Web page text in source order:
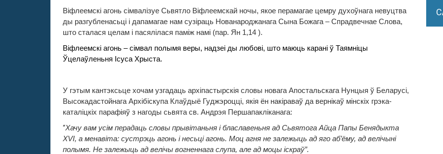
Віфлеемскі агонь сімвалізуе Сьвятло Віфлеемскай ночы, якое перамагае цемру духоўнага невуцтва
ды разгубленасьці і дапамагае нам сузіраць Нованароджанага Сына Божага – Спрадвечнае Слова,
што сталася целам і пасялілася паміж намі (пар. Ян 1,14 ).
Віфлеемскі агонь – сімвал полымя веры, надзеі ды любові, што маюць карані ў Таямніцы
Ўцелаўленьня Ісуса Хрыста.
У гэтым кантэксьце хочам узгадаць архіпастырскія словы новага Апостальскага Нунцыя ў Беларусі,
Высокадастойнага Архібіскупа Клаўдыё Гуджэроцці, якія ён накіраваў да вернікаў мінскіх грэка-
каталіцкіх парафіяў з нагоды сьвята св. Андрэя Першапакліканага:
“Хачу вам усім перадаць словы прывітаньня і блаславеньня ад Сьвятога Айца Папы Бенядыкта
XVI, а менавіта: сустрэць агонь і несьці агонь. Моц агня не залежыць ад яго аб’ёму, ад велічыні
полымя. Не залежыць ад велічы вогненнага слупа, але ад моцы іскраў”.